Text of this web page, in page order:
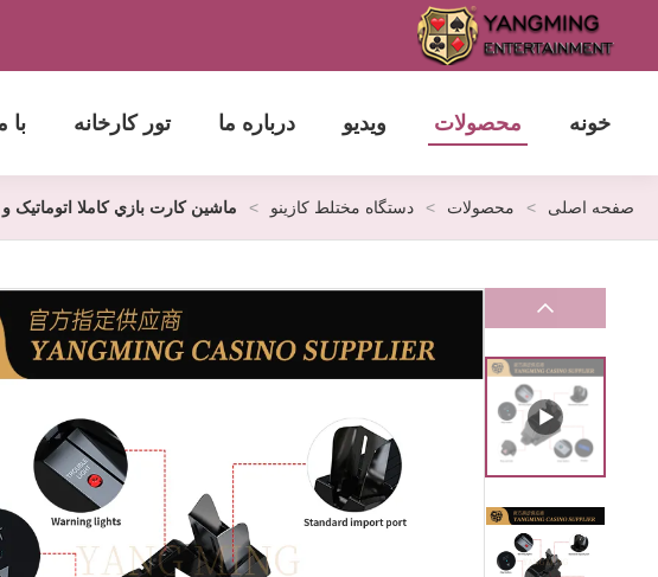
خونه محصولات ویدیو درباره ما تور کارخانه با
صفحه اصلی > محصولات > دستگاه مختلط کازینو > ماشین کارت بازي کاملا اتوماتيک